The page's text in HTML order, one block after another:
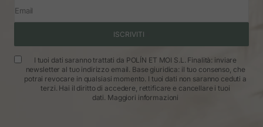
Email
ISCRIVITI
I tuoi dati saranno trattati da POLÍN ET MOI S.L. Finalità: inviare
newsletter al tuo indirizzo email. Base giuridica: il tuo consenso, che
potrai revocare in qualsiasi momento. I tuoi dati non saranno ceduti a
terzi. Hai il diritto di accedere, rettificare e cancellare i tuoi
dati. Maggiori informazioni